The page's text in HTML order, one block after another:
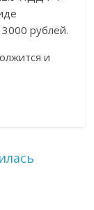
рублей.
и